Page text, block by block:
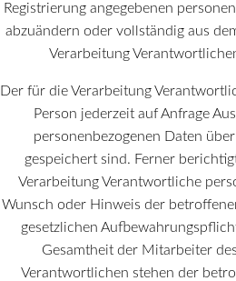
Registrierung angegebenen
abzuändern oder vollständig aus
Verarbeitung
Der für die Verarbeitung
Person jederzeit auf Anfrage
personenbezogenen Daten
gespeichert sind. Ferner
Verarbeitung Verantwortliche
Wunsch oder Hinweis der
gesetzlichen
Gesamtheit der Mitarbeiter
Verantwortlichen stehen der